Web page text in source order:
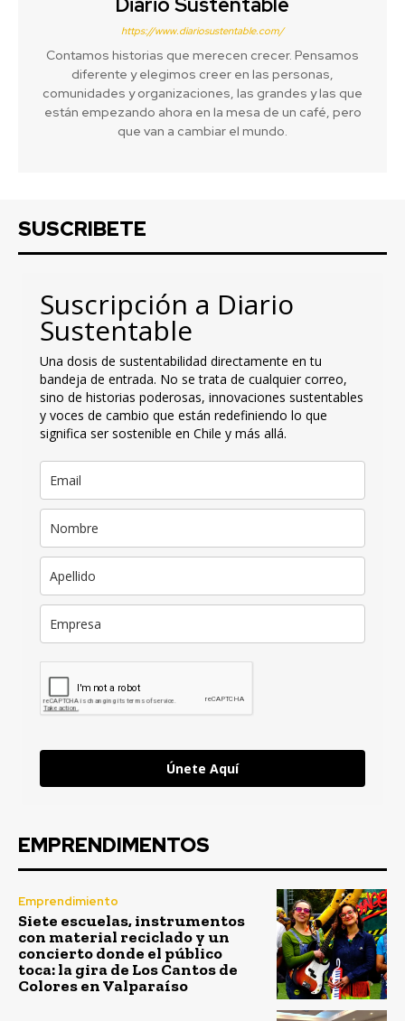
https://www.diariosustentable.com/
Contamos historias que merecen crecer. Pensamos
diferente y elegimos creer en las personas,
comunidades y organizaciones, las grandes y las que
están empezando ahora en la mesa de un café, pero
que van a cambiar el mundo.
SUSCRIBETE
Suscripción a Diario
Sustentable
Una dosis de sustentabilidad directamente en tu
bandeja de entrada. No se trata de cualquier correo,
sino de historias poderosas, innovaciones sustentables
y voces de cambio que están redefiniendo lo que
significa ser sostenible en Chile y más allá.
Únete Aquí
EMPRENDIMENTOS
Emprendimiento
Siete escuelas, instrumentos
con material reciclado y un
concierto donde el público
toca: la gira de Los Cantos de
Colores en Valparaíso